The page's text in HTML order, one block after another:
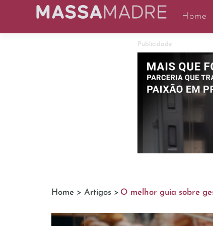
Home
Publicidade
Home > Artigos > O melhor guia sobre